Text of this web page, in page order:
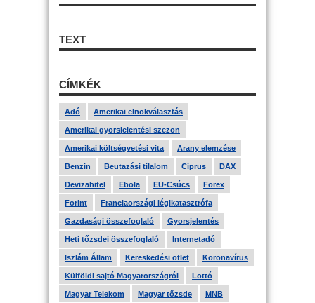
TEXT
CÍMKÉK
Adó Amerikai elnökválasztás
Amerikai gyorsjelentési szezon
Amerikai költségvetési vita Arany elemzése
Benzin Beutazási tilalom Ciprus DAX
Devizahitel Ebola EU-Csúcs Forex
Forint Franciaországi légikatasztrófa
Gazdasági összefoglaló Gyorsjelentés
Heti tőzsdei összefoglaló Internetadó
Iszlám Állam Kereskedési ötlet Koronavírus
Külföldi sajtó Magyarországról Lottó
Magyar Telekom Magyar tőzsde MNB